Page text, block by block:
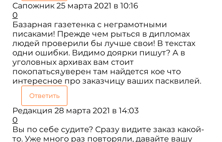
Сапожник 25 марта 2021 в 10:16
0
Базарная газетенка с неграмотными
писаками! Прежде чем рыться в дипломах
людей проверили бы лучше свои! В текстах
одни ошибки. Видимо доярки пишут? А в
уголовных архивах вам стоит
покопаться,уверен там найдется кое что
интересное про заказчицу ваших пасквилей.
Ответить
Редакция 28 марта 2021 в 14:03
0
Вы по себе судите? Сразу видите заказ какой-
то. Уже много раз повторяли, давайте вашу